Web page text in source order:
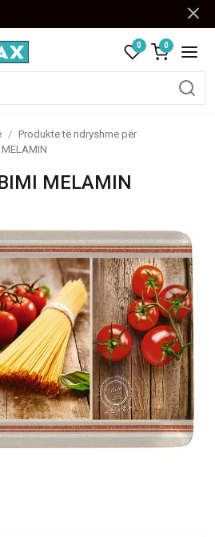
0 0
/ Produkte të ndryshme për
MELAMIN